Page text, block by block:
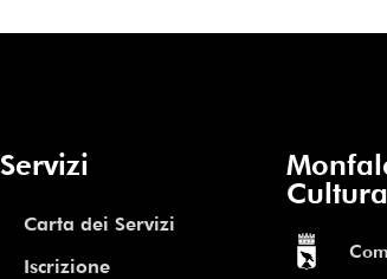
Servizi
Carta dei Servizi
Iscrizione
Cultura